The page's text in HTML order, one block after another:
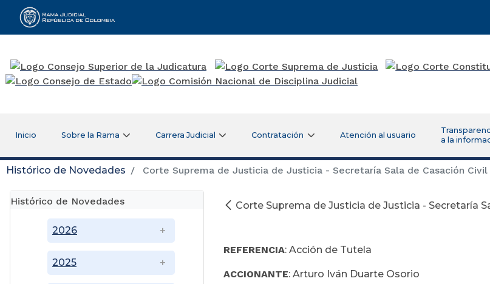
Rama Judicial
Inicio Sobre la Rama Carrera Judicial Contratación Atención al usuario
a la
Histórico de Novedades Corte Suprema de Justicia de Justicia - Secretaría Sala de Casación Civil
Histórico de Novedades
2025
2026
Corte Suprema de Justicia de Justicia - Secretaría
REFERENCIA: Acción de Tutela
ACCIONANTE: Arturo Iván Duarte Osorio